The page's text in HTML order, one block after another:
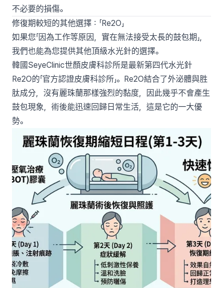
不必要的損傷。
修復期較短的其他選擇：「Re2O」
如果您「因為工作等原因，實在無法接受太長的鼓包期」，
我們也能為您提供其他頂級水光針的選擇。
韓國SeyeClinic世顏皮膚科診所是最新第四代水光針
Re2O的「官方認證皮膚科診所」。Re2O結合了外泌體與胜
肽成分，沒有麗珠蘭那樣強烈的黏度，因此幾乎不會產生
鼓包現象，術後能迅速回歸日常生活，這是它的一大優
勢。